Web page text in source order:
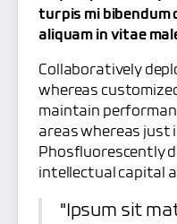
turpis mi bibendum
aliquam in vitae
Collaboratively
whereas
maintain
areas whereas just
Phosfluorescently
intellectual capital
"Ipsum sit